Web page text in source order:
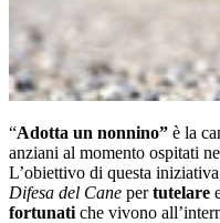
“Adotta un nonnino” è la
anziani al momento ospitati
L’obiettivo di questa
Difesa del Cane pertutelare
fortunati che vivono